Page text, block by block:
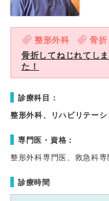
整形外科 骨折
骨折してねじれてし
た！
診療科目：
整形外科、リハビリテーシ
専門医・資格：
整形外科専門医、救急科専
診療時間